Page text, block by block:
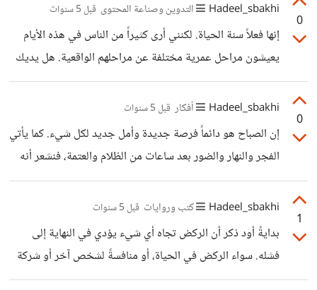
0
Hadeel_sbakhi التدوين وصناعة المحتوى قبل 5 سنوات
إنها فعلاً سنة الحياة. لكنني أرى كثيراً من الناس في هذه الأيام
يعيشون مراحل عمرية مختلفة عن مراحلهم الواقعية. هل يديك
فكرة عن السبب؟
0
Hadeel_sbakhi أفكار قبل 5 سنوات
إن الصباح هو دائماً فرصة جديدة وأمل جديد لكل شيء. كما يأتي
الفجر والنهار والضور بعد ساعات من الظلام والعتمة، فنشعر أنه
بالتاكيد بعد الغمة والهموم لن يأتي إلا الفرج وتيسير الحال.
بالنسبة لي أنا أقدس أوقات الصباح.
1
Hadeel_sbakhi كتب وروايات قبل 5 سنوات
بدايةً أود ذكر أن الركض تجاه أي شيء يؤدي في النهاية إلى
فشله. سواء الركض في الحياة، أو منافسةً لشخص آخر أو شركة
أو جماعة. إن التنافس يضيع لذة الشعور بالفترة التي نعيشها ولا